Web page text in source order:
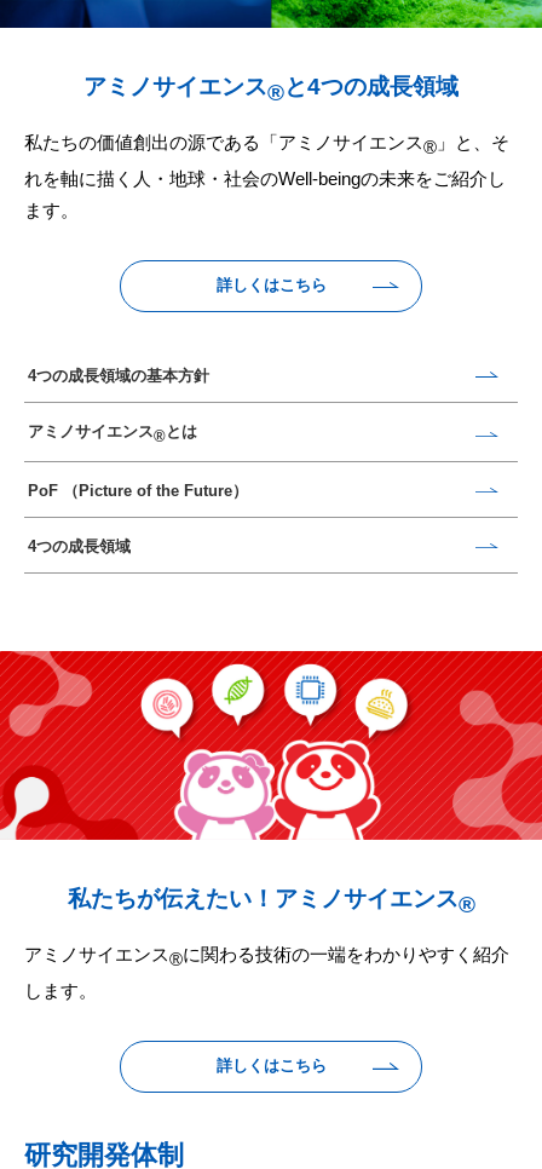
アミノサイエンス®と4つの成長領域
私たちの価値創出の源である「アミノサイエンス® 」と、 そ
れを軸に描く人・地球・社会のWell-beingの未来をご紹介し
ます。
詳しくはこちら
4つの成長領域の基本方針
アミノサイエンス®とは
PoF （Picture of the Future）
4つの成長領域
私たちが伝えたい！アミノサイエンス®
アミノサイエンス®に関わる技術の一端をわかりやすく紹介
します。​
詳しくはこちら
研究開発体制